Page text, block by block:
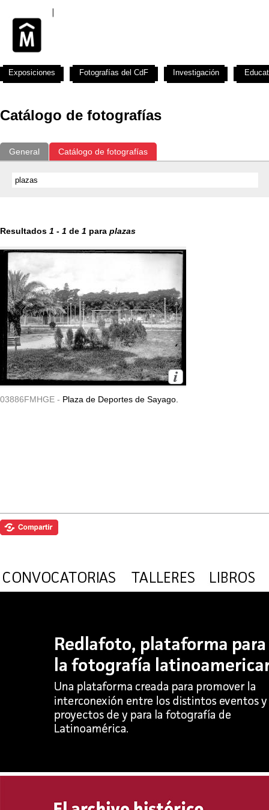
Catálogo de fotografías
General Catálogo de fotografías
Resultados 1 - 1 de 1 para plazas
03886FMHGE - Plaza de Deportes de Sayago.
Exposiciones Fotografías del CdF Investigación